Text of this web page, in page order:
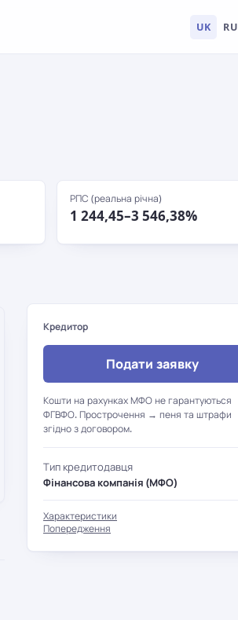
UK RU
РПС (реальна річна)
1 244,45–3 546,38%
Кредитор
Подати заявку
Кошти на рахунках МФО не гарантуються
ФГВФО. Прострочення → пеня та штрафи
згідно з договором.
Тип кредитодавця
Фінансова компанія (МФО)
Характеристики
Попередження